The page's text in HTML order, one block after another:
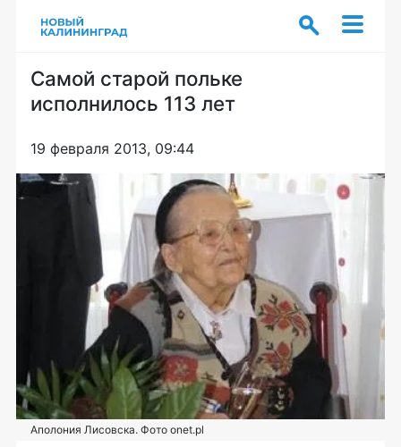
Самой старой польке
исполнилось 113 лет
19 февраля 2013, 09:44
Аполония Лисовска. Фото onet.pl